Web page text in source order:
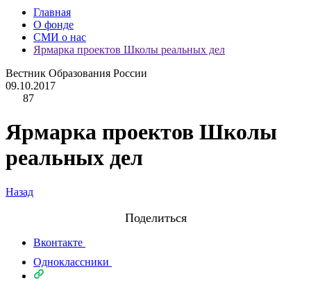
Главная
О фонде
СМИ о нас
Ярмарка проектов Школы реальных дел
Вестник Образования России
09.10.2017
87
Ярмарка проектов Школы
реальных дел
Назад
Поделиться
Вконтакте
Одноклассники